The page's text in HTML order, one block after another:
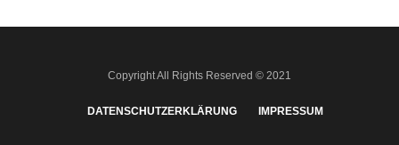
Copyright All Rights Reserved © 2021
DATENSCHUTZERKLÄRUNG IMPRESSUM